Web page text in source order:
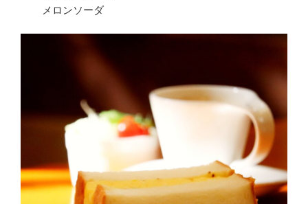
メロンソーダ